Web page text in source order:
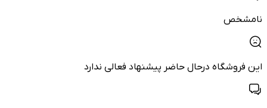
نامشخص
این فروشگاه درحال حاضر پیشنهاد فعالی ندارد